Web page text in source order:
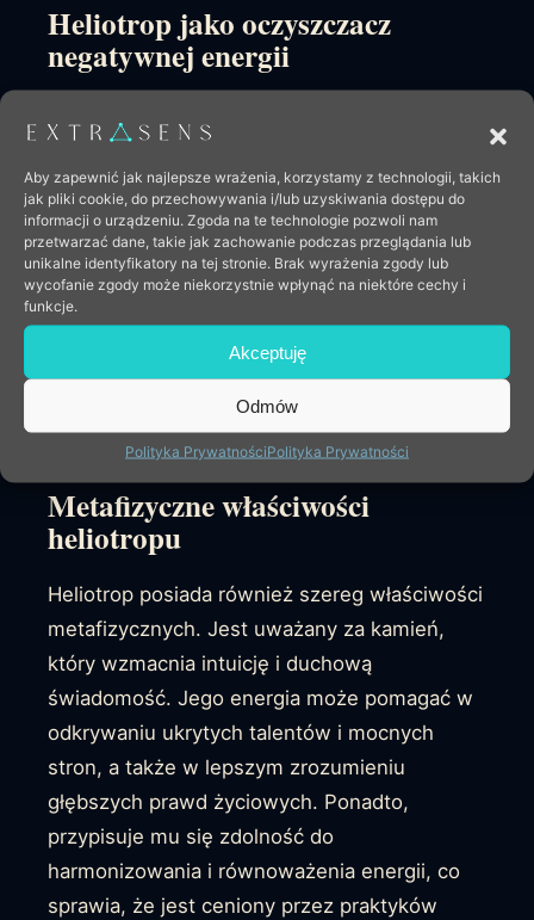
Aby zapewnić jak najlepsze wrażenia, korzystamy z technologii, takich
jak pliki cookie, do przechowywania i/lub uzyskiwania dostępu do
informacji o urządzeniu. Zgoda na te technologie pozwoli nam
przetwarzać dane, takie jak zachowanie podczas przeglądania lub
unikalne identyfikatory na tej stronie. Brak wyrażenia zgody lub
wycofanie zgody może niekorzystnie wpłynąć na niektóre cechy i
funkcje.
Akceptuję
Odmów
Polityka PrywatnościPolityka Prywatności
Heliotrop jako oczyszczacz
negatywnej energii
jego zdolność do transformacji negatywnych
myśli i energii w pozytywne. Uważa się, że
kamień ten działa jak filtr, absorbując
negatywne emocje i przekształcając je w
pozytywne wibracje. Dzięki temu, osoby
noszące heliotrop mogą odczuwać wzrost
pozytywnego nastawienia, siły woli oraz
Metafizyczne właściwości
heliotropu
Heliotrop posiada również szereg właściwości
metafizycznych. Jest uważany za kamień,
który wzmacnia intuicję i duchową
świadomość. Jego energia może pomagać w
odkrywaniu ukrytych talentów i mocnych
stron, a także w lepszym zrozumieniu
głębszych prawd życiowych. Ponadto,
przypisuje mu się zdolność do
harmonizowania i równoważenia energii, co
sprawia, że jest ceniony przez praktyków